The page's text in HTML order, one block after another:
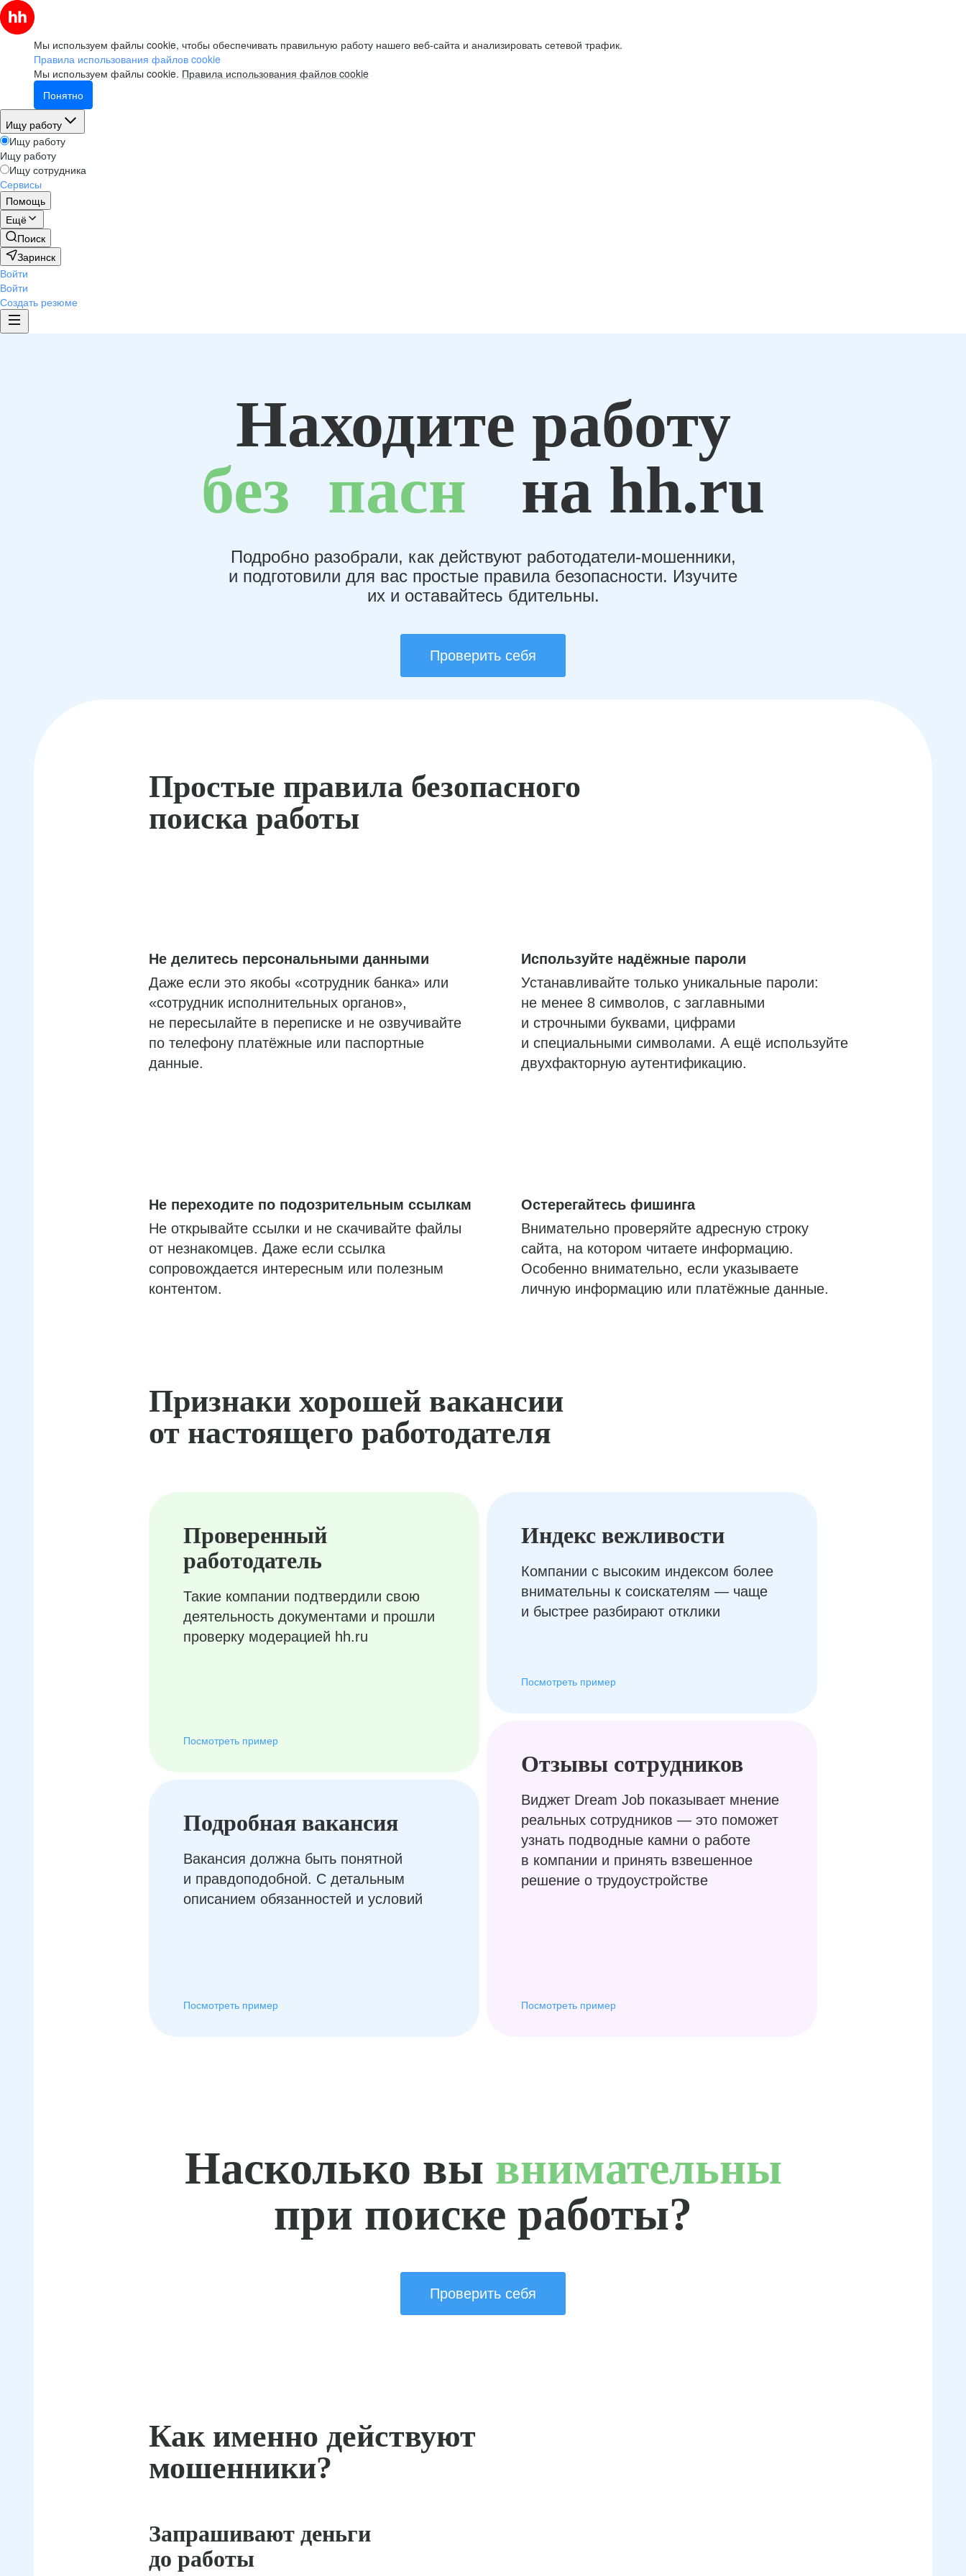
Мы используем файлы cookie, чтобы обеспечивать правильную работу нашего веб-сайта и анализировать сетевой трафик.
Правила использования файлов cookie
Мы используем файлы cookie. Правила использования файлов cookie
Понятно
Ищу работу
Ищу работу
Ищу работу
Ищу сотрудника
Сервисы
Помощь
Ещё
Поиск
Заринск
Войти
Войти
Создать резюме
Находите работу
без пасн на hh.ru
Подробно разобрали, как действуют работодатели-мошенники,
и подготовили для вас простые правила безопасности. Изучите
их и оставайтесь бдительны.
Проверить себя
Простые правила безопасного
поиска работы
Не делитесь персональными данными
Даже если это якобы «сотрудник банка» или
«сотрудник исполнительных органов»,
не пересылайте в переписке и не озвучивайте
по телефону платёжные или паспортные
данные.
Используйте надёжные пароли
Устанавливайте только уникальные пароли:
не менее 8 символов, с заглавными
и строчными буквами, цифрами
и специальными символами. А ещё используйте
двухфакторную аутентификацию.
Не переходите по подозрительным ссылкам
Не открывайте ссылки и не скачивайте файлы
от незнакомцев. Даже если ссылка
сопровождается интересным или полезным
контентом.
Остерегайтесь фишинга
Внимательно проверяйте адресную строку
сайта, на котором читаете информацию.
Особенно внимательно, если указываете
личную информацию или платёжные данные.
Признаки хорошей вакансии
от настоящего работодателя
Проверенный
работодатель
Такие компании подтвердили свою
деятельность документами и прошли
проверку модерацией hh.ru
Посмотреть пример
Подробная вакансия
Вакансия должна быть понятной
и правдоподобной. С детальным
описанием обязанностей и условий
Посмотреть пример
Отзывы сотрудников
Виджет Dream Job показывает мнение
реальных сотрудников — это поможет
узнать подводные камни о работе
в компании и принять взвешенное
решение о трудоустройстве
Посмотреть пример
Индекс вежливости
Компании с высоким индексом более
внимательны к соискателям — чаще
и быстрее разбирают отклики
Посмотреть пример
Насколько вы внимательны
при поиске работы?
Проверить себя
Как именно действуют
мошенники?
Запрашивают деньги
до работы